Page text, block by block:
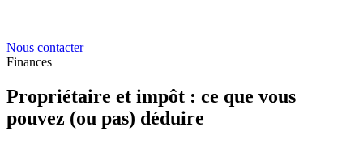
Nous contacter
Finances
Propriétaire et impôt : ce que vous
pouvez (ou pas) déduire